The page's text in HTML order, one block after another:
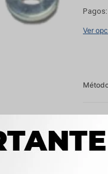
Pagos:
Ver